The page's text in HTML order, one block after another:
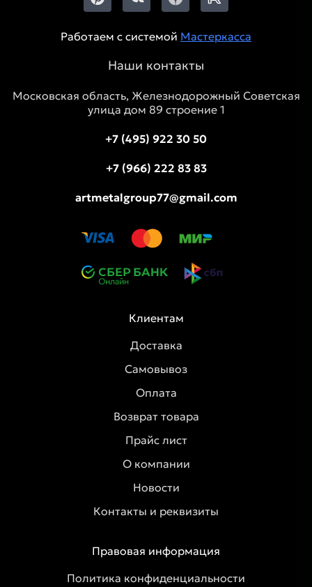
Работаем с системой Мастеркасса
Наши контакты
Московская область, Железнодорожный Советская
улица дом 89 строение 1
+7 (495) 922 30 50
+7 (966) 222 83 83
artmetalgroup77@gmail.com
Клиентам
Доставка
Самовывоз
Оплата
Возврат товара
Прайс лист
О компании
Новости
Контакты и реквизиты
Правовая информация
Политика конфиденциальности